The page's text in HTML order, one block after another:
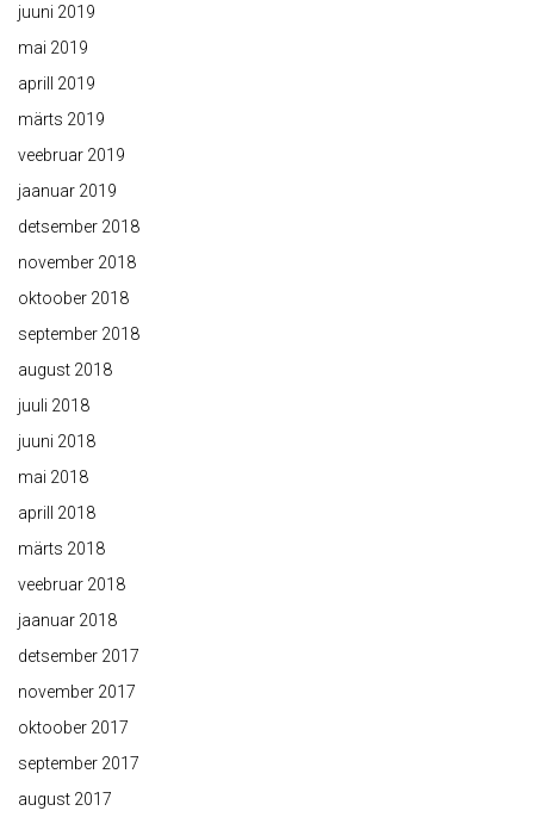
juuni 2019
mai 2019
aprill 2019
märts 2019
veebruar 2019
jaanuar 2019
detsember 2018
november 2018
oktoober 2018
september 2018
august 2018
juuli 2018
juuni 2018
mai 2018
aprill 2018
märts 2018
veebruar 2018
jaanuar 2018
detsember 2017
november 2017
oktoober 2017
september 2017
august 2017